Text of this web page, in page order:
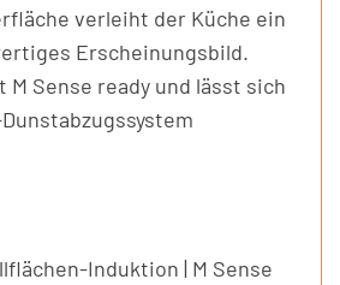
verleiht der Küche ein
Erscheinungsbild.
M Sense ready und lässt sich
Induktion | M Sense